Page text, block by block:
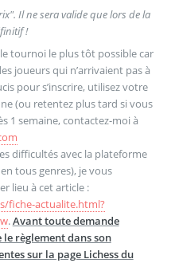
Il ne sera valide que lors de la
!
tournoi le plus tôt possible car
joueurs qui n’arrivaient pas à
pour s’inscrire, utilisez votre
(ou retentez plus tard si vous
1 semaine, contactez-moi à
difficultés avec la plateforme
tous genres), je vous
lieu à cet article :
fiche-actualite.html?
.Avant toute demande
règlement dans son
sur la page Lichess du